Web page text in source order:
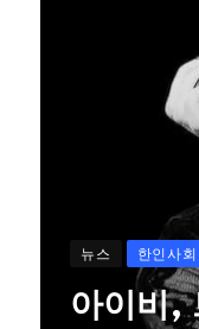
뉴스 한인사회
아이비,